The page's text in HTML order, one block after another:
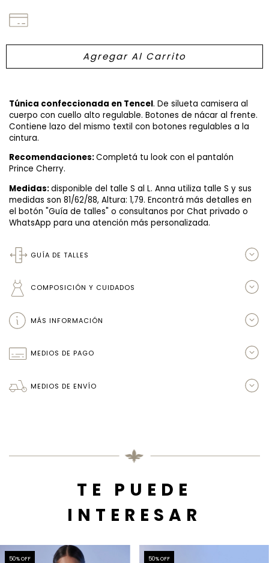
Túnica confeccionada en Tencel. De silueta camisera al
cuerpo con cuello alto regulable. Botones de nácar al frente.
Contiene lazo del mismo textil con botones regulables a la
cintura.
Recomendaciones:Completá tu look con el pantalón
Prince Cherry.
Medidas:disponible del talle S al L. Anna utiliza talle S y sus
medidas son 81/62/88, Altura: 1,79. Encontrá más detalles en
el botón "Guía de talles" o consultanos por Chat privado o
WhatsApp para una atención más personalizada.
GUÍA DE TALLES
COMPOSICIÓN Y CUIDADOS
MÁS INFORMACIÓN
MEDIOS DE PAGO
MEDIOS DE ENVÍO
TE PUEDE
INTERESAR
50% OFF 50% OFF